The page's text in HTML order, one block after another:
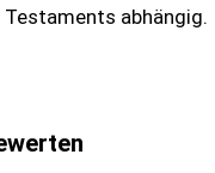
abhängig.